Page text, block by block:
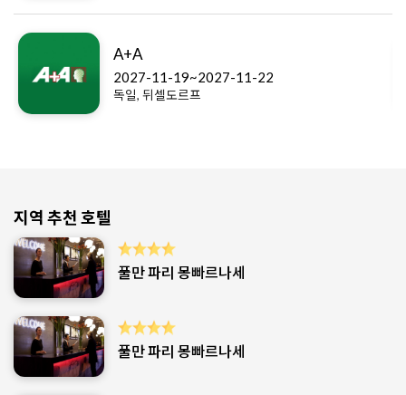
A+A
2027-11-19~2027-11-22
독일, 뒤셀도르프
지역 추천 호텔
풀만 파리 몽빠르나세
풀만 파리 몽빠르나세